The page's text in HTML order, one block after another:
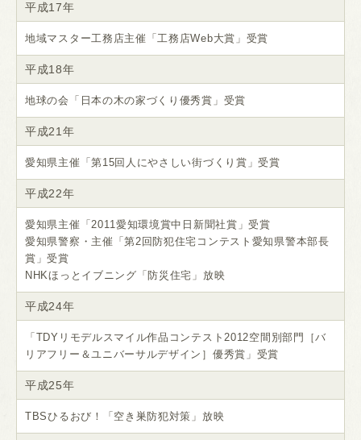
平成17年
地域マスター工務店主催「工務店Web大賞」受賞
平成18年
地球の会「日本の木の家づくり優秀賞」受賞
平成21年
愛知県主催「第15回人にやさしい街づくり賞」受賞
平成22年
愛知県主催「2011愛知環境賞中日新聞社賞」受賞
愛知県警察・主催「第2回防犯住宅コンテスト愛知県警本部長
賞」受賞
NHKほっとイブニング「防災住宅」放映
平成24年
「TDYリモデルスマイル作品コンテスト2012空間別部門［バ
リアフリー＆ユニバーサルデザイン］優秀賞」受賞
平成25年
TBSひるおび！「空き巣防犯対策」放映